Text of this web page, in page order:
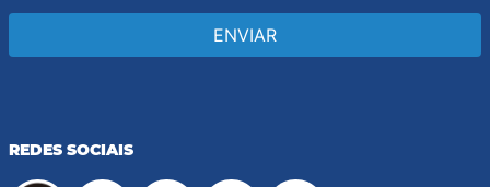
ENVIAR
REDES SOCIAIS